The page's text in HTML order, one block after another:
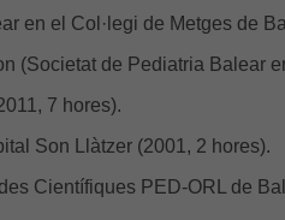
en el Col·legi de Metges de
(Societat de Pediatria Balear
7 hores).
Son Llàtzer (2001, 2 hores).
Científiques PED-ORL de